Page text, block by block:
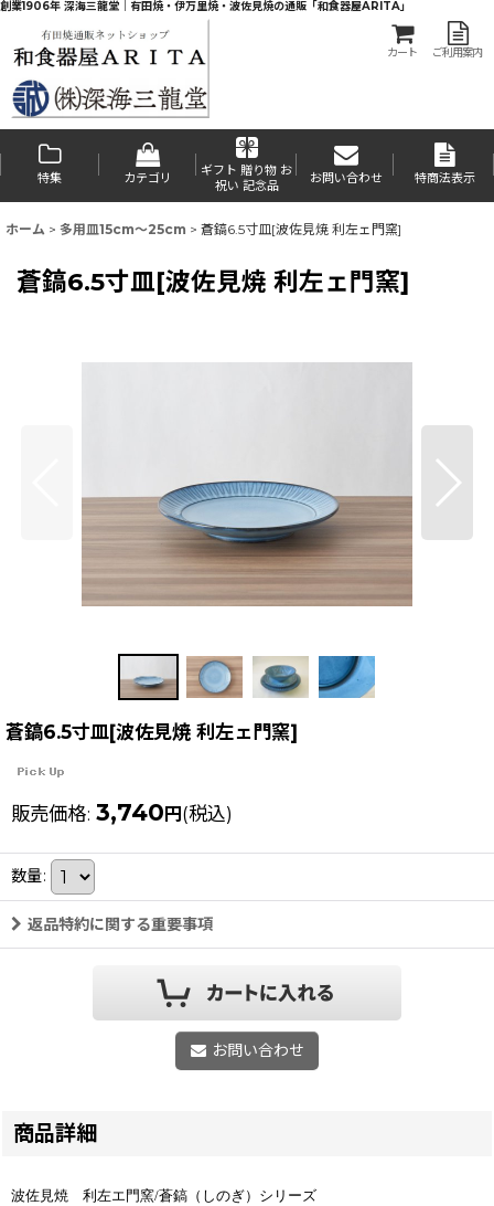
創業1906年 深海三龍堂｜有田焼・伊万里焼・波佐見焼の通販「和食器屋ARITA」
カート ご利用案内
特集 カテゴリ
ギフト 贈り物 お
祝い 記念品
お問い合わせ 特商法表示
ホーム > 多用皿15cm〜25cm > 蒼鎬6.5寸皿[波佐見焼 利左ェ門窯]
蒼鎬6.5寸皿[波佐見焼 利左ェ門窯]
蒼鎬6.5寸皿[波佐見焼 利左ェ門窯]
販売価格: 3,740 円 (税込)
数量:
返品特約に関する重要事項
お問い合わせ
商品詳細
波佐見焼 利左エ門窯/蒼鎬（しのぎ）シリーズ